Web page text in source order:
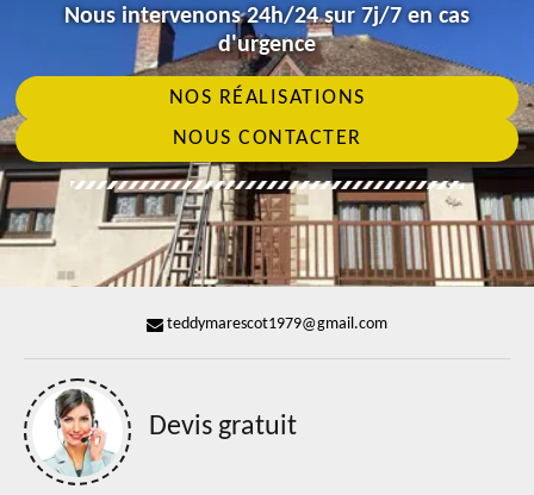
Nous intervenons 24h/24 sur 7j/7 en cas
d'urgence
NOS RÉALISATIONS
NOUS CONTACTER
teddymarescot1979@gmail.com
Devis gratuit